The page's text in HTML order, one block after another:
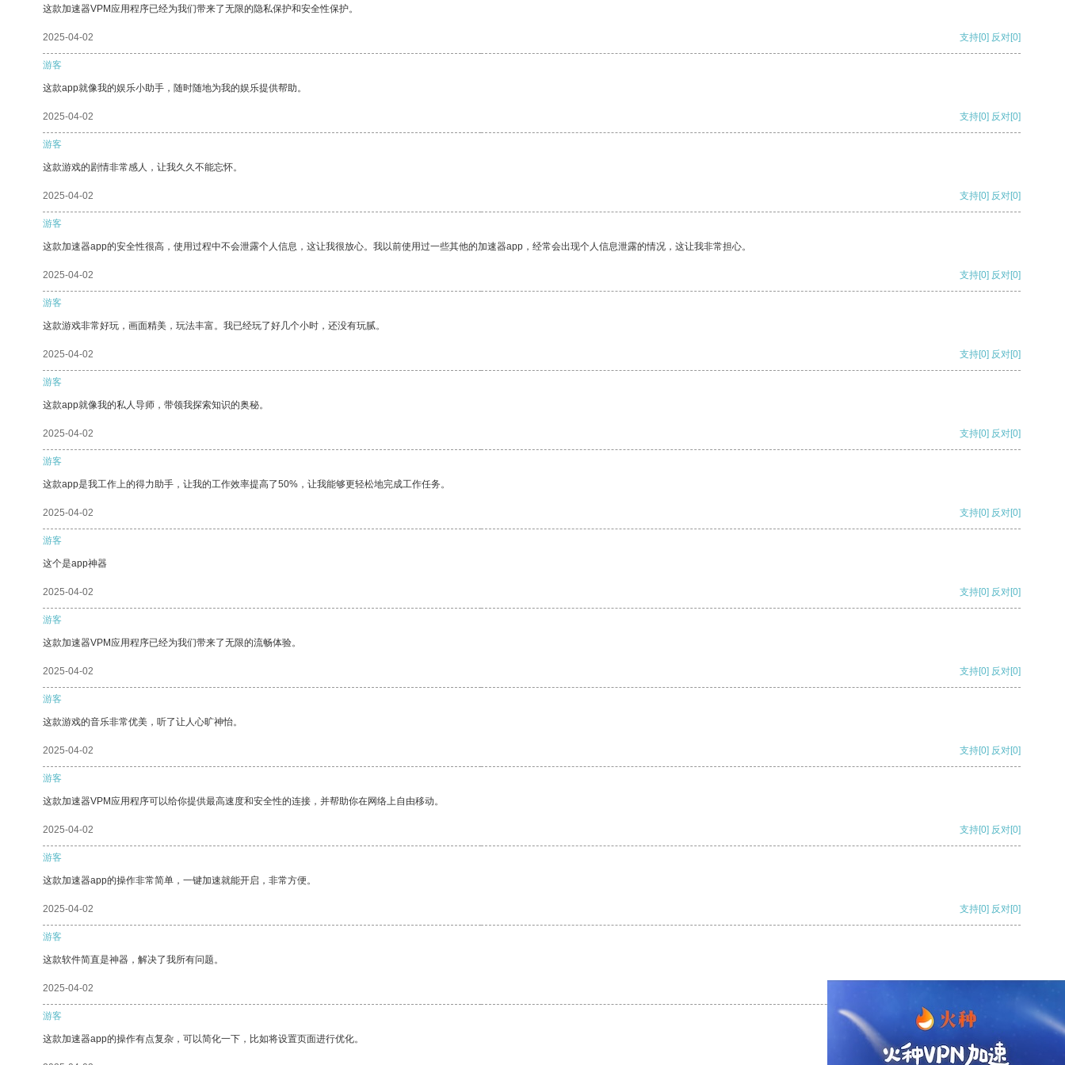
这款加速器VPM应用程序已经为我们带来了无限的隐私保护和安全性保护。
2025-04-02 支持[0] 反对[0]
游客
这款app就像我的娱乐小助手，随时随地为我的娱乐提供帮助。
2025-04-02 支持[0] 反对[0]
游客
这款游戏的剧情非常感人，让我久久不能忘怀。
2025-04-02 支持[0] 反对[0]
游客
这款加速器app的安全性很高，使用过程中不会泄露个人信息，这让我很放心。我以前使用过一些其他的加速器app，经常会出现个人信息泄露的情况，这让我非常担心。
2025-04-02 支持[0] 反对[0]
游客
这款游戏非常好玩，画面精美，玩法丰富。我已经玩了好几个小时，还没有玩腻。
2025-04-02 支持[0] 反对[0]
游客
这款app就像我的私人导师，带领我探索知识的奥秘。
2025-04-02 支持[0] 反对[0]
游客
这款app是我工作上的得力助手，让我的工作效率提高了50%，让我能够更轻松地完成工作任务。
2025-04-02 支持[0] 反对[0]
游客
这个是app神器
2025-04-02 支持[0] 反对[0]
游客
这款加速器VPM应用程序已经为我们带来了无限的流畅体验。
2025-04-02 支持[0] 反对[0]
游客
这款游戏的音乐非常优美，听了让人心旷神怡。
2025-04-02 支持[0] 反对[0]
游客
这款加速器VPM应用程序可以给你提供最高速度和安全性的连接，并帮助你在网络上自由移动。
2025-04-02 支持[0] 反对[0]
游客
这款加速器app的操作非常简单，一键加速就能开启，非常方便。
2025-04-02 支持[0] 反对[0]
游客
这款软件简直是神器，解决了我所有问题。
2025-04-02
游客
这款加速器app的操作有点复杂，可以简化一下，比如将设置页面进行优化。